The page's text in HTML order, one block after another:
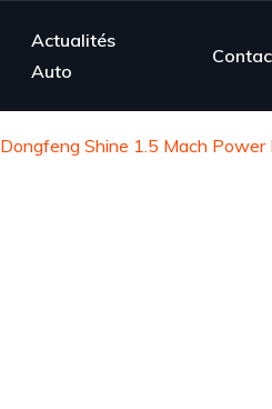
Actualités
Auto
Dongfeng Shine 1.5 Mach Power